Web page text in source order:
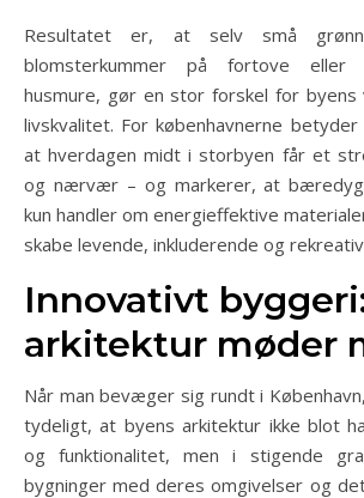
Resultatet er, at selv små
blomsterkummer på fortove eller
husmure, gør en stor forskel for byens
livskvalitet. For københavnerne
at hverdagen midt i storbyen får et
og nærvær – og markerer, at
kun handler om energieffektive
skabe levende, inkluderende og
Innovativt
arkitektur møder
Når man bevæger sig rundt i
tydeligt, at byens arkitektur ikke blot
og funktionalitet, men i stigende
bygninger med deres omgivelser og